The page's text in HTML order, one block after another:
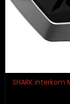
SHARK interkom